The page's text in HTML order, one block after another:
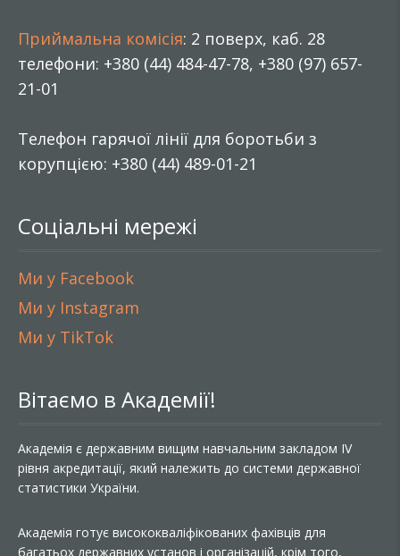
Приймальна комісія: 2 поверх, каб. 28
телефони: +380 (44) 484-47-78, +380 (97) 657-
21-01
Телефон гарячої лінії для боротьби з
корупцією: +380 (44) 489-01-21
Соціальні мережі
Ми у Facebook
Ми у Instagram
Ми у TikTok
Вітаємо в Академії!
Академія є державним вищим навчальним закладом IV
рівня акредитації, який належить до системи державної
статистики України.
Академія готує висококваліфікованих фахівців для
багатьох державних установ і організацій, крім того,